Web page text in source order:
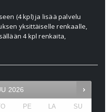
(4 kpl) ja lisää palvelu
yksittäiselle renkaalle,
4 kpl renkaita,
2026
PE LA SU